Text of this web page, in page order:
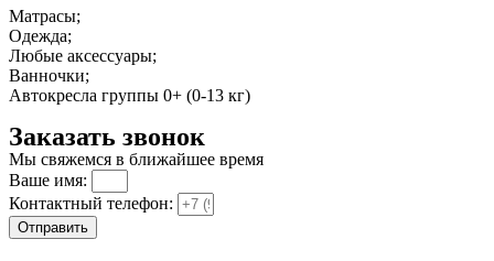
Матрасы;
Одежда;
Любые аксессуары;
Ванночки;
Автокресла группы 0+ (0-13 кг)
Заказать звонок
Мы свяжемся в ближайшее время
Ваше имя:
Контактный телефон:
Отправить